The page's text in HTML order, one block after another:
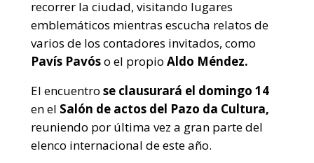
recorrer la ciudad, visitando lugares
emblemáticos mientras escucha relatos de
varios de los contadores invitados, como
Pavís Pavóso el propio Aldo Méndez.
El encuentro se clausurará el domingo 14
en el Salón de actos del Pazo da Cultura,
reuniendo por última vez a gran parte del
elenco internacional de este año.